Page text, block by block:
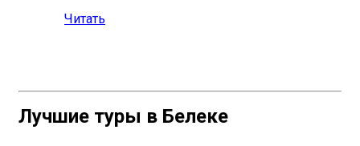
Читать
Лучшие туры в Белеке